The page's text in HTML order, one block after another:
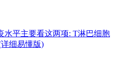
水平主要看这两项: T淋巴细胞
细易懂版)